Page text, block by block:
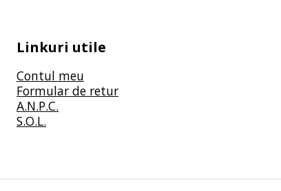
Linkuri utile
Contul meu
Formular de retur
A.N.P.C.
S.O.L.